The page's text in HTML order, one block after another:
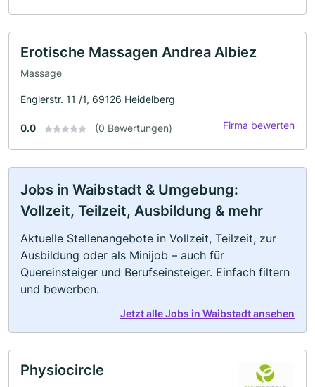
Erotische Massagen Andrea Albiez
Massage
Englerstr. 11 /1, 69126 Heidelberg
0.0 (0 Bewertungen) Firma bewerten
Jobs in Waibstadt & Umgebung:
Vollzeit, Teilzeit, Ausbildung & mehr
Aktuelle Stellenangebote in Vollzeit, Teilzeit, zur
Ausbildung oder als Minijob – auch für
Quereinsteiger und Berufseinsteiger. Einfach filtern
und bewerben.
Jetzt alle Jobs in Waibstadt ansehen
Physiocircle